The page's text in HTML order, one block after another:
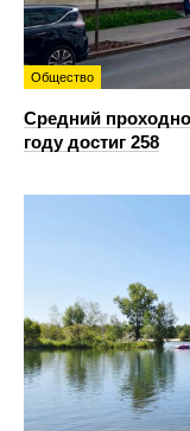
Общество
Средний
году достиг 258